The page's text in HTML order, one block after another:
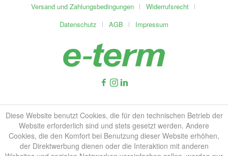
Versand und Zahlungsbedingungen
Widerrufsrecht
Datenschutz
AGB Impressum
Diese Website benutzt Cookies, die für den technischen Betrieb der
Website erforderlich sind und stets gesetzt werden. Andere
Cookies, die den Komfort bei Benutzung dieser Website erhöhen,
der Direktwerbung dienen oder die Interaktion mit anderen